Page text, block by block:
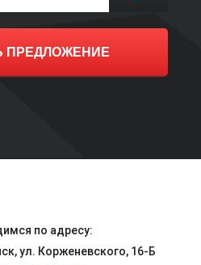
ПРЕДЛОЖЕНИЕ
по адресу:
ул. Корженевского, 16-Б